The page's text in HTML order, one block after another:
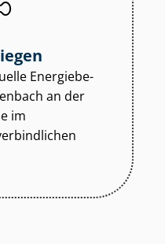
En­er­gie­be­
an der
im